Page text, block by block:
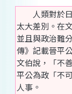
人類對於日
太大差別。在
並且與政治難
傳》記載晉平
文伯說，「不
平公為政「不
人事。